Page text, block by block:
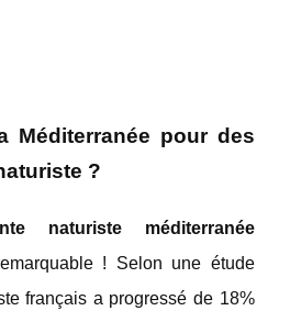
Méditerranée pour des
?
naturiste méditerranée
! Selon une étude
français a progressé de 18%